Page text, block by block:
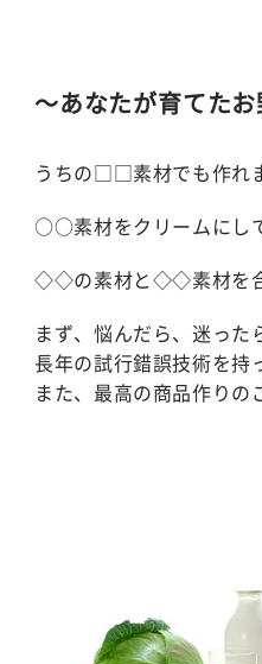
～あなたが育てた
うちの□□素材でも作れ
○○素材をクリームにし
◇◇の素材と◇◇素材を合
まず、悩んだら、迷った
長年の試行錯誤技術を
また、最高の商品作りの